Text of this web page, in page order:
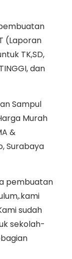
(Laporan
TK,SD,
dan
Sampul
Murah
&
Surabaya
pembuatan
sudah
sekolah-